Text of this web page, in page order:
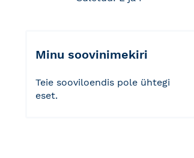
Minu soovinimekiri
Teie sooviloendis pole ühtegi
eset.